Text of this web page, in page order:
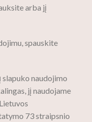
arba jį
spauskite
naudojimo
jį naudojame
73 straipsnio